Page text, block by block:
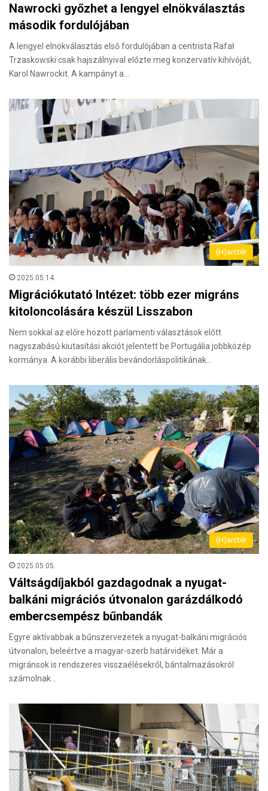
Nawrocki győzhet a lengyel elnökválasztás
második fordulójában
A lengyel elnökválasztás első fordulójában a centrista Rafał
Trzaskowski csak hajszálnyival előzte meg konzervatív kihívóját,
Karol Nawrockit. A kampányt a…
(H)arctér
2025.05.14.
Migrációkutató Intézet: több ezer migráns
kitoloncolására készül Lisszabon
Nem sokkal az előre hozott parlamenti válasz­tások előtt
nagyszabású kiutasítási akciót jelentett be Portugália jobbközép
kormánya. A korábbi liberális bevándorláspolitikának…
(H)arctér
2025.05.05.
Váltságdíjakból gazdagodnak a nyugat-
balkáni migrációs útvonalon garázdálkodó
embercsempész bűnbandák
Egyre aktívabbak a bűnszervezetek a nyugat-balkáni migrációs
útvonalon, beleértve a ma­gyar-szerb határvidéket. Már a
migránsok is rendszeres visszaélésekről, bántalmazásokról
számolnak…